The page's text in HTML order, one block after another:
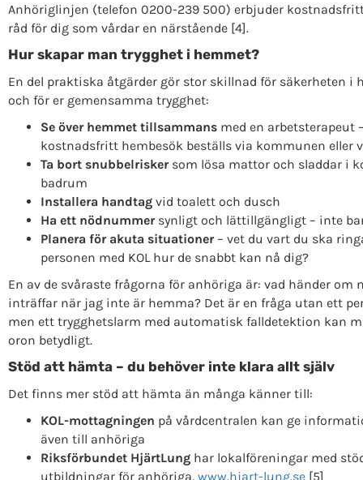
Anhöriglinjen (telefon 0200-239 500) erbjuder
råd för dig som vårdar en närstående [4].
Hur skapar man trygghet i hemmet?
En del praktiska åtgärder gör stor skillnad för säkerheten i
och för er gemensamma trygghet:
Se över hemmet tillsammansmed en arbetsterapeut
kostnadsfritt hembesök beställs via kommunen eller
Ta bort snubbelriskersom lösa mattor och sladdar i
badrum
Installera handtagvid toalett och dusch
Ha ett nödnummersynligt och lättillgängligt – inte
Planera för akuta situationer– vet du vart du ska
personen med KOL hur de snabbt kan nå dig?
En av de svåraste frågorna för anhöriga är: vad händer om
inträffar när jag inte är hemma? Det är en fråga utan ett
men ett trygghetslarm med automatisk falldetektion kan
oron betydligt.
Stöd att hämta – du behöver inte klara allt själv
Det finns mer stöd att hämta än många känner till:
KOL-mottagningen på vårdcentralen kan ge
även till anhöriga
Riksförbundet HjärtLunghar lokalföreningar med
utbildningar för anhöriga, www.hjart-lung.se[5]